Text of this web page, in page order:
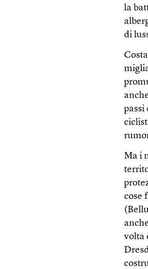
la
di
passi
Ma i
cose
volta